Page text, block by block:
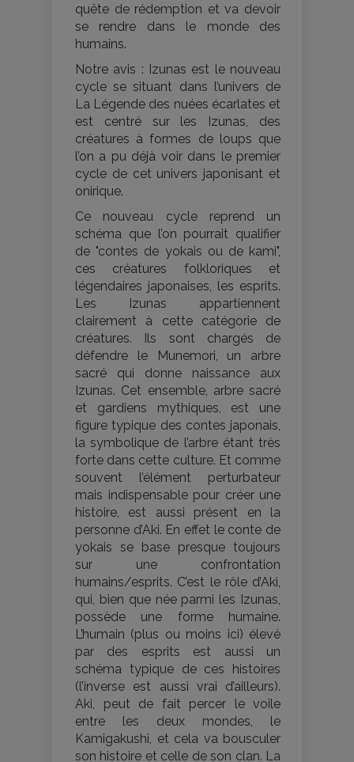
quête de rédemption et va devoir
se rendre dans le monde des
humains.
Notre avis : Izunas est le nouveau
cycle se situant dans l’univers de
La Légende des nuées écarlates et
est centré sur les Izunas, des
créatures à formes de loups que
l’on a pu déjà voir dans le premier
cycle de cet univers japonisant et
onirique.
Ce nouveau cycle reprend un
schéma que l’on pourrait qualifier
de "contes de yokais ou de kami",
ces créatures folkloriques et
légendaires japonaises, les esprits.
Les Izunas appartiennent
clairement à cette catégorie de
créatures. Ils sont chargés de
défendre le Munemori, un arbre
sacré qui donne naissance aux
Izunas. Cet ensemble, arbre sacré
et gardiens mythiques, est une
figure typique des contes japonais,
la symbolique de l’arbre étant très
forte dans cette culture. Et comme
souvent l’élément perturbateur
mais indispensable pour créer une
histoire, est aussi présent en la
personne d’Aki. En effet le conte de
yokais se base presque toujours
sur une confrontation
humains/esprits. C’est le rôle d’Aki,
qui, bien que née parmi les Izunas,
possède une forme humaine.
L’humain (plus ou moins ici) élevé
par des esprits est aussi un
schéma typique de ces histoires
(l’inverse est aussi vrai d’ailleurs).
Aki, peut de fait percer le voile
entre les deux mondes, le
Kamigakushi, et cela va bousculer
son histoire et celle de son clan. La